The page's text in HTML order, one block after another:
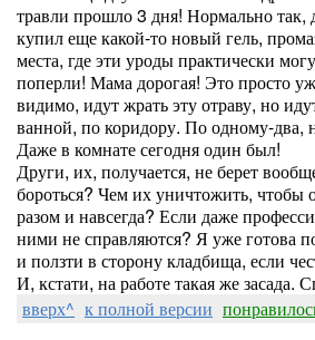
травли прошло 3 дня! Нормально так,
купил еще какой-то новый гель,
места, где эти уроды практически
поперли! Мама дорогая! Это просто
видимо, идут жрать эту отраву, но
ванной, по коридору. По одному-два,
Даже в комнате сегодня один был!
Други, их, получается, не берет
бороться? Чем их уничтожить, чтобы
разом и навсегда? Если даже
ними не справляются? Я уже готова
и ползти в сторону кладбища, если
И, кстати, на работе такая же засада.
вверх^ к полной версии